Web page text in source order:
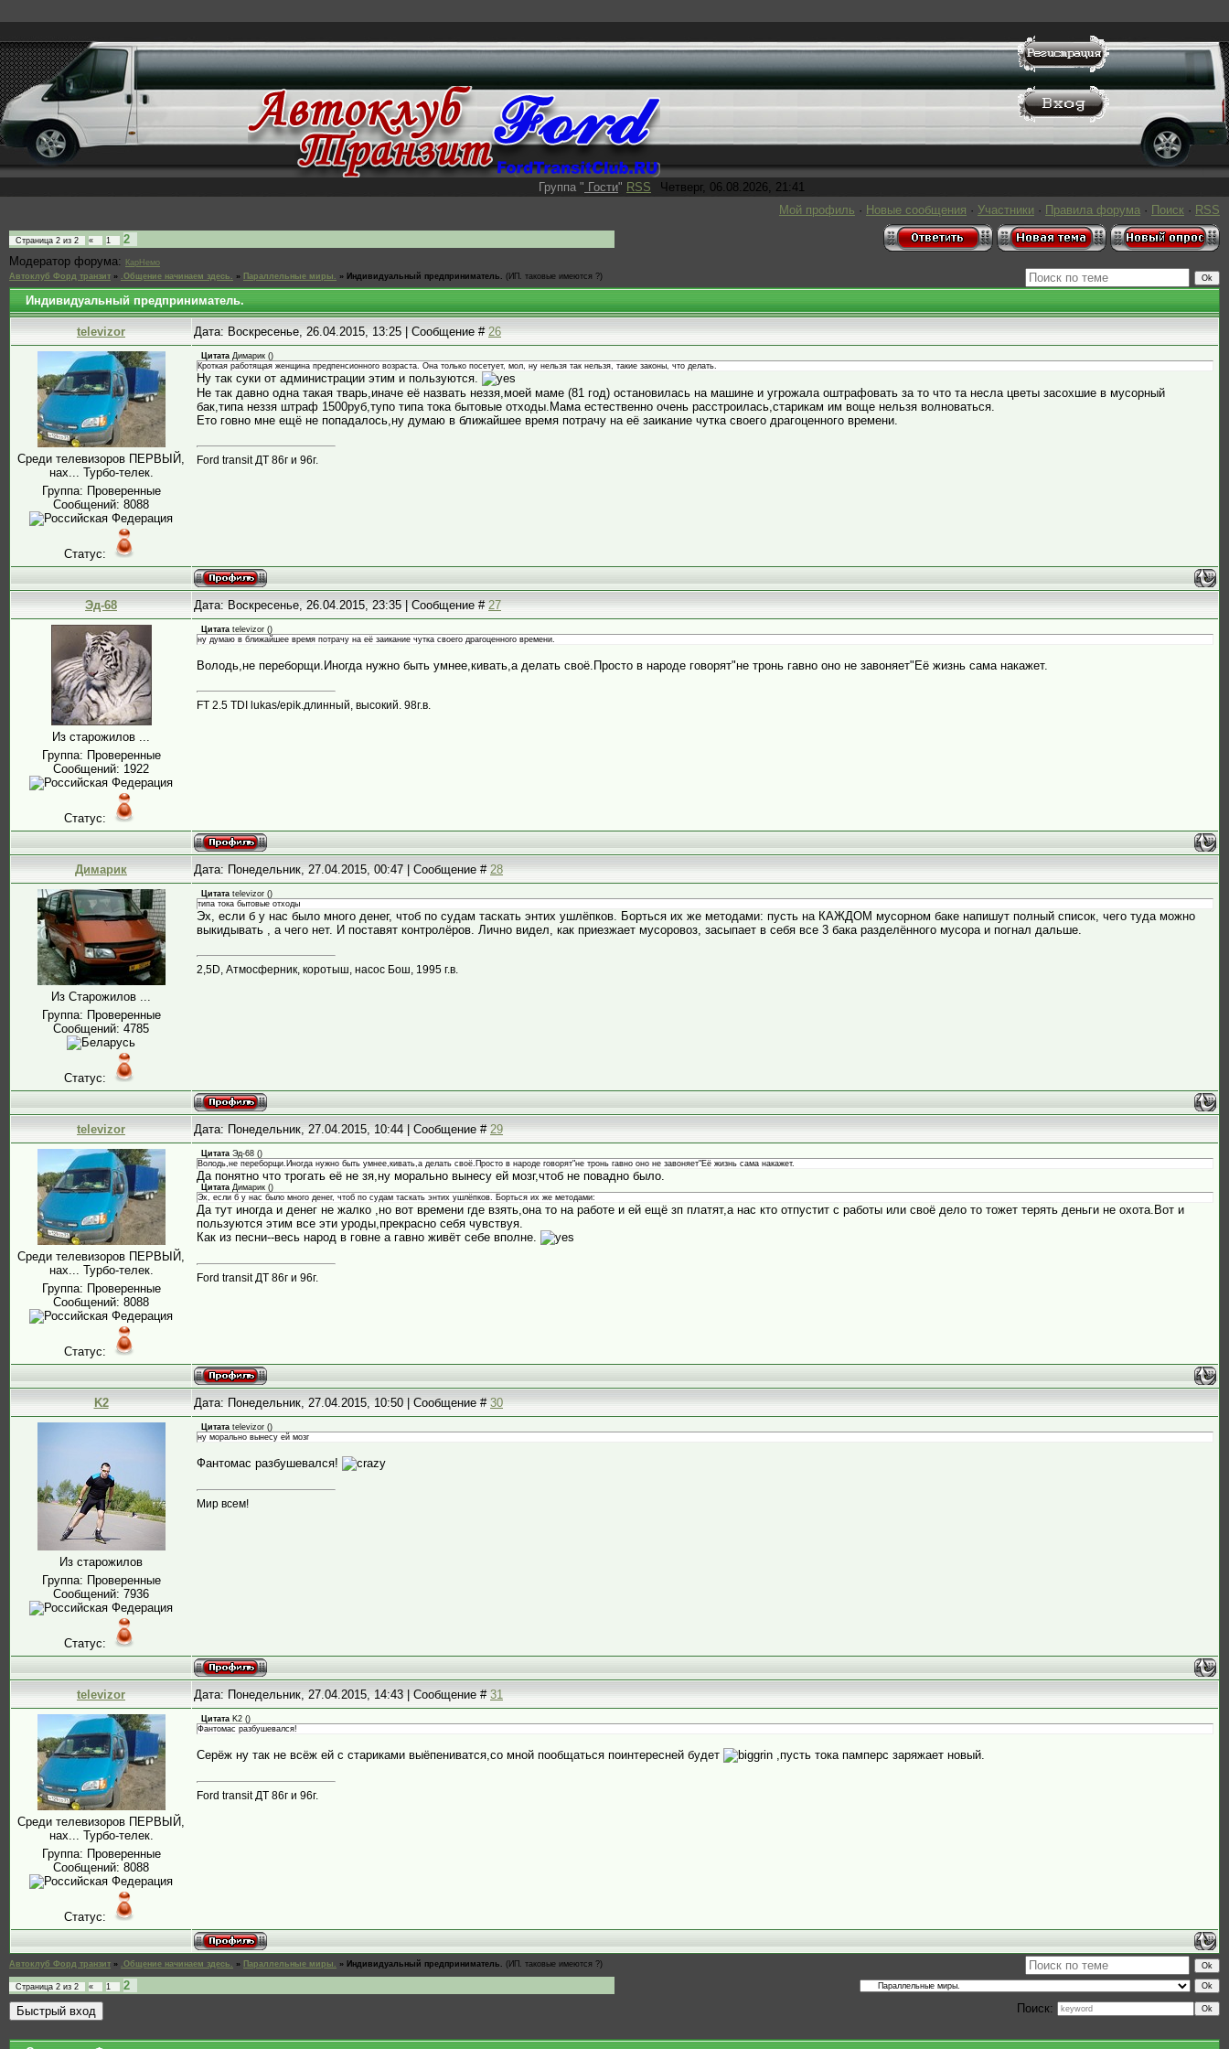
Группа " Гости" RSS
Четверг, 06.08.2026, 21:41
Мой профиль · Новые сообщения · Участники · Правила форума · Поиск · RSS
Страница 2 из 2 « 1
2
Модератор форума:
КарНемо
Автоклуб Форд транзит » .Общение начинаем здесь. » Параллельные миры. » Индивидуальный предприниматель. (ИП. таковые имеются ?)
Индивидуальный предприниматель.
televizor Дата: Воскресенье, 26.04.2015, 13:25 | Сообщение #26
Среди телевизоров ПЕРВЫЙ,
нах... Турбо-телек.
Группа: Проверенные
Сообщений: 8088
Статус:
Цитата Димарик ()
Кроткая работящая женщина предпенсионного возраста. Она только посетует, мол, ну нельзя так нельзя, такие законы, что делать.
Ну так суки от администрации этим и пользуются.
Не так давно одна такая тварь,иначе её назвать неззя,моей маме (81 год) остановилась на машине и угрожала оштрафовать за то что та несла цветы засохшие в мусорный
бак,типа неззя штраф 1500руб,тупо типа тока бытовые отходы.Мама естественно очень расстроилась,старикам им воще нельзя волноваться.
Ето говно мне ещё не попадалось,ну думаю в ближайшее время потрачу на её заикание чутка своего драгоценного времени.
Ford transit ДТ 86г и 96г.
Эд-68 Дата: Воскресенье, 26.04.2015, 23:35 | Сообщение #27
Из старожилов ...
Группа: Проверенные
Сообщений: 1922
Статус:
Цитата televizor ()
ну думаю в ближайшее время потрачу на её заикание чутка своего драгоценного времени.
Володь,не переборщи.Иногда нужно быть умнее,кивать,а делать своё.Просто в народе говорят"не тронь гавно оно не завоняет"Её жизнь сама накажет.
FT 2.5 TDI lukas/epik.длинный, высокий. 98г.в.
Димарик Дата: Понедельник, 27.04.2015, 00:47 | Сообщение #28
Из Старожилов ...
Группа: Проверенные
Сообщений: 4785
Статус:
Цитата televizor ()
типа тока бытовые отходы
Эх, если б у нас было много денег, чтоб по судам таскать энтих ушлёпков. Борться их же методами: пусть на КАЖДОМ мусорном баке напишут полный список, чего туда можно
выкидывать , а чего нет. И поставят контролёров. Лично видел, как приезжает мусоровоз, засыпает в себя все 3 бака разделённого мусора и погнал дальше.
2,5D, Атмосферник, коротыш, насос Бош, 1995 г.в.
televizor Дата: Понедельник, 27.04.2015, 10:44 | Сообщение #29
Среди телевизоров ПЕРВЫЙ,
нах... Турбо-телек.
Группа: Проверенные
Сообщений: 8088
Статус:
Цитата Эд-68 ()
Володь,не переборщи.Иногда нужно быть умнее,кивать,а делать своё.Просто в народе говорят"не тронь гавно оно не завоняет"Её жизнь сама накажет.
Да понятно что трогать её не зя,ну морально вынесу ей мозг,чтоб не повадно было.
Цитата Димарик ()
Эх, если б у нас было много денег, чтоб по судам таскать энтих ушлёпков. Борться их же методами:
Да тут иногда и денег не жалко ,но вот времени где взять,она то на работе и ей ещё зп платят,а нас кто отпустит с работы или своё дело то тожет терять деньги не охота.Вот и
пользуются этим все эти уроды,прекрасно себя чувствуя.
Как из песни--весь народ в говне а гавно живёт себе вполне.
Ford transit ДТ 86г и 96г.
K2 Дата: Понедельник, 27.04.2015, 10:50 | Сообщение #30
Из старожилов
Группа: Проверенные
Сообщений: 7936
Статус:
Цитата televizor ()
ну морально вынесу ей мозг
Фантомас разбушевался!
Мир всем!
televizor Дата: Понедельник, 27.04.2015, 14:43 | Сообщение #31
Среди телевизоров ПЕРВЫЙ,
нах... Турбо-телек.
Группа: Проверенные
Сообщений: 8088
Статус:
Цитата K2 ()
Фантомас разбушевался!
Серёж ну так не всёж ей с стариками выёпениватся,со мной пообщаться поинтересней будет ,пусть тока памперс заряжает новый.
Ford transit ДТ 86г и 96г.
Автоклуб Форд транзит » .Общение начинаем здесь. » Параллельные миры. » Индивидуальный предприниматель. (ИП. таковые имеются ?)
Страница 2 из 2 « 1
2
Поиск: